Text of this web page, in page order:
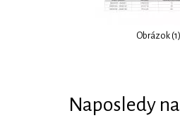
Obrázok (1)
Naposledy